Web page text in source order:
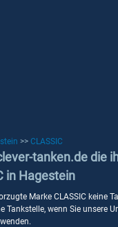
>> CLASSIC
tanken.de die
in Hagestein
Marke CLASSIC keine
Tankstelle, wenn Sie unsere